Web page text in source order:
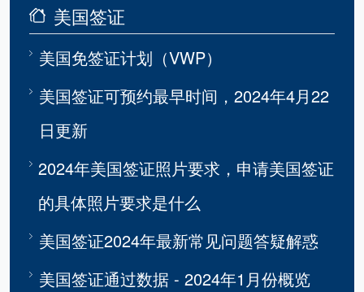
美国签证
美国免签证计划（VWP）
美国签证可预约最早时间，2024年4月22
日更新
2024年美国签证照片要求，申请美国签证
的具体照片要求是什么
美国签证2024年最新常见问题答疑解惑
美国签证通过数据 - 2024年1月份概览